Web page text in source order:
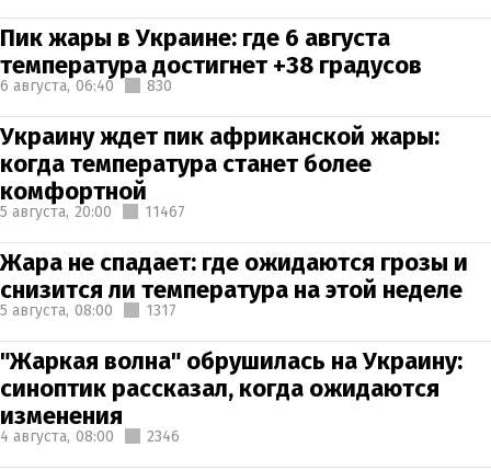
Пик жары в Украине: где 6 августа
температура достигнет +38 градусов
6 августа, 06:40 830
Украину ждет пик африканской жары:
когда температура станет более
комфортной
5 августа, 20:00 11467
Жара не спадает: где ожидаются грозы и
снизится ли температура на этой неделе
5 августа, 08:00 1317
"Жаркая волна" обрушилась на Украину:
синоптик рассказал, когда ожидаются
изменения
4 августа, 08:00 2346